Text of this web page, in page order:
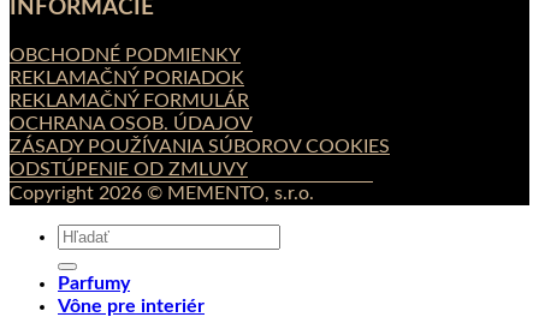
INFORMÁCIE
OBCHODNÉ PODMIENKY
REKLAMAČNÝ PORIADOK
REKLAMAČNÝ FORMULÁR
OCHRANA OSOB. ÚDAJOV
ZÁSADY POUŽÍVANIA SÚBOROV COOKIES
ODSTÚPENIE OD ZMLUVY
Copyright 2026 © MEMENTO, s.r.o.
Hľadať:
Parfumy
Vône pre interiér